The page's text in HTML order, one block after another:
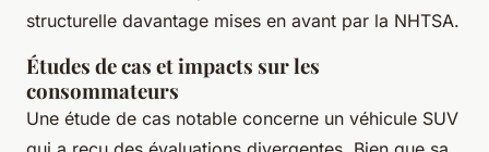
structurelle davantage mises en avant par la NHTSA.
Études de cas et impacts sur les
consommateurs
Une étude de cas notable concerne un véhicule SUV